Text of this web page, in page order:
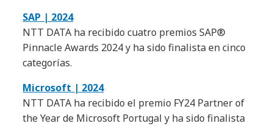
SAP | 2024
NTT DATA ha recibido cuatro premios SAP®
Pinnacle Awards 2024 y ha sido finalista en cinco
categorías.
Microsoft | 2024
NTT DATA ha recibido el premio FY24 Partner of
the Year de Microsoft Portugal y ha sido finalista